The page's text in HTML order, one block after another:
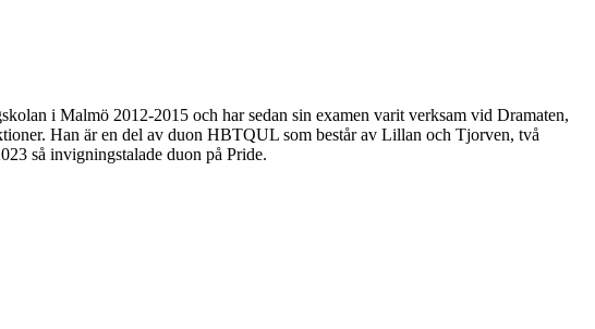
i Malmö 2012-2015 och har sedan sin examen varit verksam vid Dramaten,
Han är en del av duon HBTQUL som består av Lillan och Tjorven, två
så invigningstalade duon på Pride.